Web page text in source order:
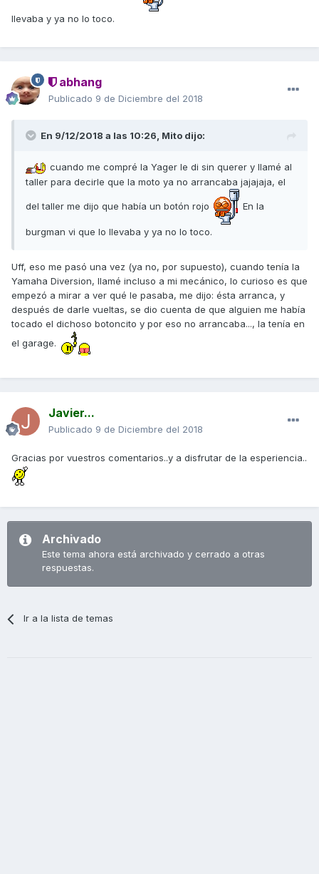
llevaba y ya no lo toco.
abhang
Publicado 9 de Diciembre del 2018
En 9/12/2018 a las 10:26, Mito dijo:
cuando me compré la Yager le di sin querer y llamé al
taller para decirle que la moto ya no arrancaba jajajaja, el
del taller me dijo que había un botón rojo En la
burgman vi que lo llevaba y ya no lo toco.
Uff, eso me pasó una vez (ya no, por supuesto), cuando tenía la
Yamaha Diversion, llamé incluso a mi mecánico, lo curioso es que
empezó a mirar a ver qué le pasaba, me dijo: ésta arranca, y
después de darle vueltas, se dio cuenta de que alguien me había
tocado el dichoso botoncito y por eso no arrancaba..., la tenía en
el garage.
Javier...
Publicado 9 de Diciembre del 2018
Gracias por vuestros comentarios..y a disfrutar de la esperiencia..
Archivado
Este tema ahora está archivado y cerrado a otras
respuestas.
Ir a la lista de temas